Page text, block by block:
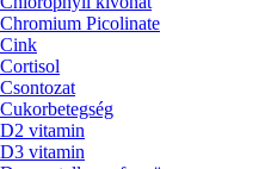
Chromium Picolinate
Cink
Cortisol
Csontozat
Cukorbetegség
D2 vitamin
D3 vitamin